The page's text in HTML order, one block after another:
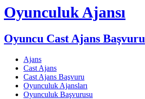
Oyunculuk Ajansı
Oyuncu Cast Ajans Başvuru
Ajans
Cast Ajans
Cast Ajans Başvuru
Oyunculuk Ajansları
Oyunculuk Başvurusu